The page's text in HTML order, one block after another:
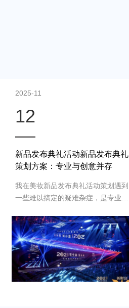
2025-11
12
新品发布典礼活动新品发布典礼
策划方案：专业与创意并存
我在美妆新品发布典礼活动策划遇到
一些难以搞定的疑难杂症，是专业新
助我完成，而且也是设计构想有创
意，重点考虑设计安排，整个美妆新
品发布典礼活动策划完美对应，下次
有需要还会选择乐野策划。